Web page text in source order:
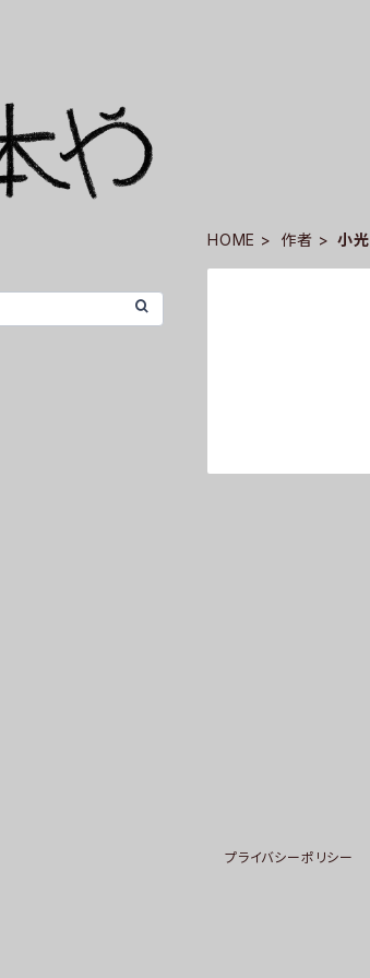
HOME 作者 小光
プライバシーポリシー